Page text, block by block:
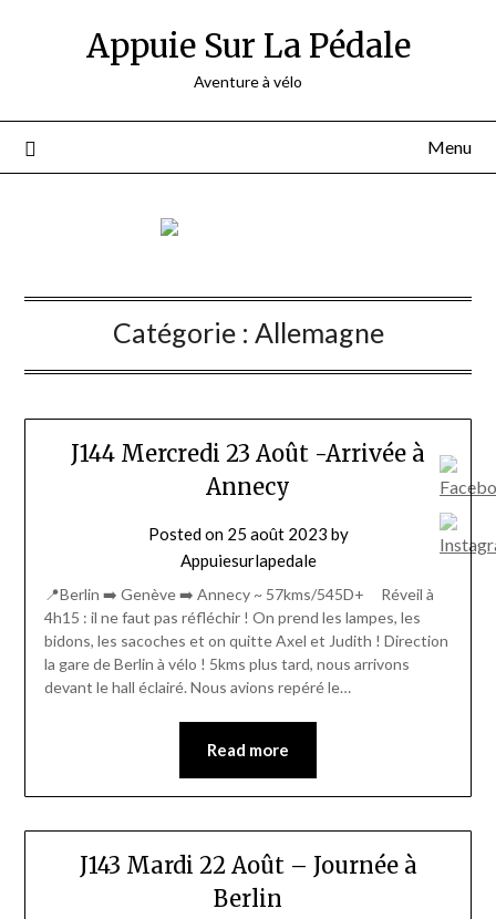
Appuie Sur La Pédale
Aventure à vélo
Menu
Catégorie : Allemagne
J144 Mercredi 23 Août -Arrivée à
Annecy
Posted on 25 août 2023 by
Appuiesurlapedale
📍Berlin ➡️ Genève ➡️ Annecy ~ 57kms/545D+ Réveil à
4h15 : il ne faut pas réfléchir ! On prend les lampes, les
bidons, les sacoches et on quitte Axel et Judith ! Direction
la gare de Berlin à vélo ! 5kms plus tard, nous arrivons
devant le hall éclairé. Nous avions repéré le…
Read more
J143 Mardi 22 Août – Journée à
Berlin